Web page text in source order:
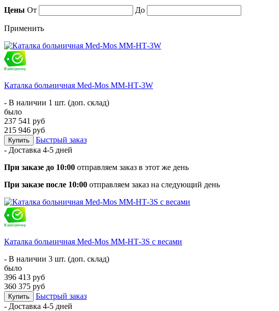
Цены От До
Применить
Каталка больничная Med-Mos ММ-НТ-3W
- В наличии 1 шт. (доп. склад)
было
237 541 руб
215 946 руб
Купить
Быстрый заказ
- Доставка 4-5 дней
При заказе до 10:00 отправляем заказ в этот же день
При заказе после 10:00 отправляем заказ на следующий день
Каталка больничная Med-Mos ММ-НТ-3S с весами
- В наличии 3 шт. (доп. склад)
было
396 413 руб
360 375 руб
Купить
Быстрый заказ
- Доставка 4-5 дней